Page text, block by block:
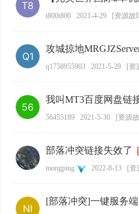
t800t800 2021-4-29 [资源故
攻城掠地
q1758955903 2021-5-29 [资
我叫MT3百度网盘链
56455189 2021-5-30 [资源
部落冲突链接失效了
mongping 2022-8-13 [资
[部落冲突]一键服务